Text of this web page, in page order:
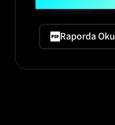
Raporda Oku